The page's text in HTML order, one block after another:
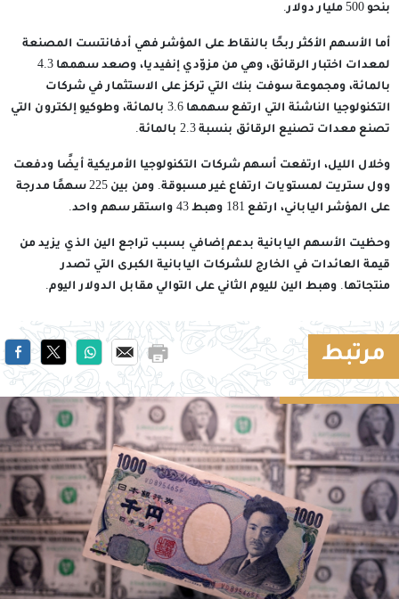
بنحو 500 مليار دولار.
أما الأسهم الأكثر ربحًا بالنقاط على المؤشر فهي أدفانتست المصنعة
لمعدات اختبار الرقائق، وهي من مزوّدي إنفيديا، وصعد سهمها 4.3
بالمائة، ومجموعة سوفت بنك التي تركز على الاستثمار في شركات
التكنولوجيا الناشئة التي ارتفع سهمها 3.6 بالمائة، وطوكيو إلكترون التي
تصنع معدات تصنيع الرقائق بنسبة 2.3 بالمائة.
وخلال الليل، ارتفعت أسهم شركات التكنولوجيا الأمريكية أيضًا ودفعت
وول ستريت لمستويات ارتفاع غير مسبوقة. ومن بين 225 سهمًا مدرجة
على المؤشر الياباني، ارتفع 181 وهبط 43 واستقر سهم واحد.
وحظيت الأسهم اليابانية بدعم إضافي بسبب تراجع الين الذي يزيد من
قيمة العائدات في الخارج للشركات اليابانية الكبرى التي تصدر
منتجاتها. وهبط الين لليوم الثاني على التوالي مقابل الدولار اليوم.
مرتبط